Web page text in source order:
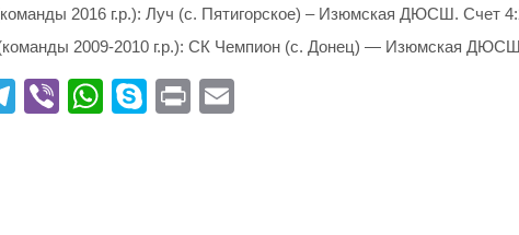
2016 г.р.): Луч (с. Пятигорское) – Изюмская ДЮСШ. Счет
2009-2010 г.р.): СК Чемпион (с. Донец) — Изюмская
Te Vi
W
S
Pr